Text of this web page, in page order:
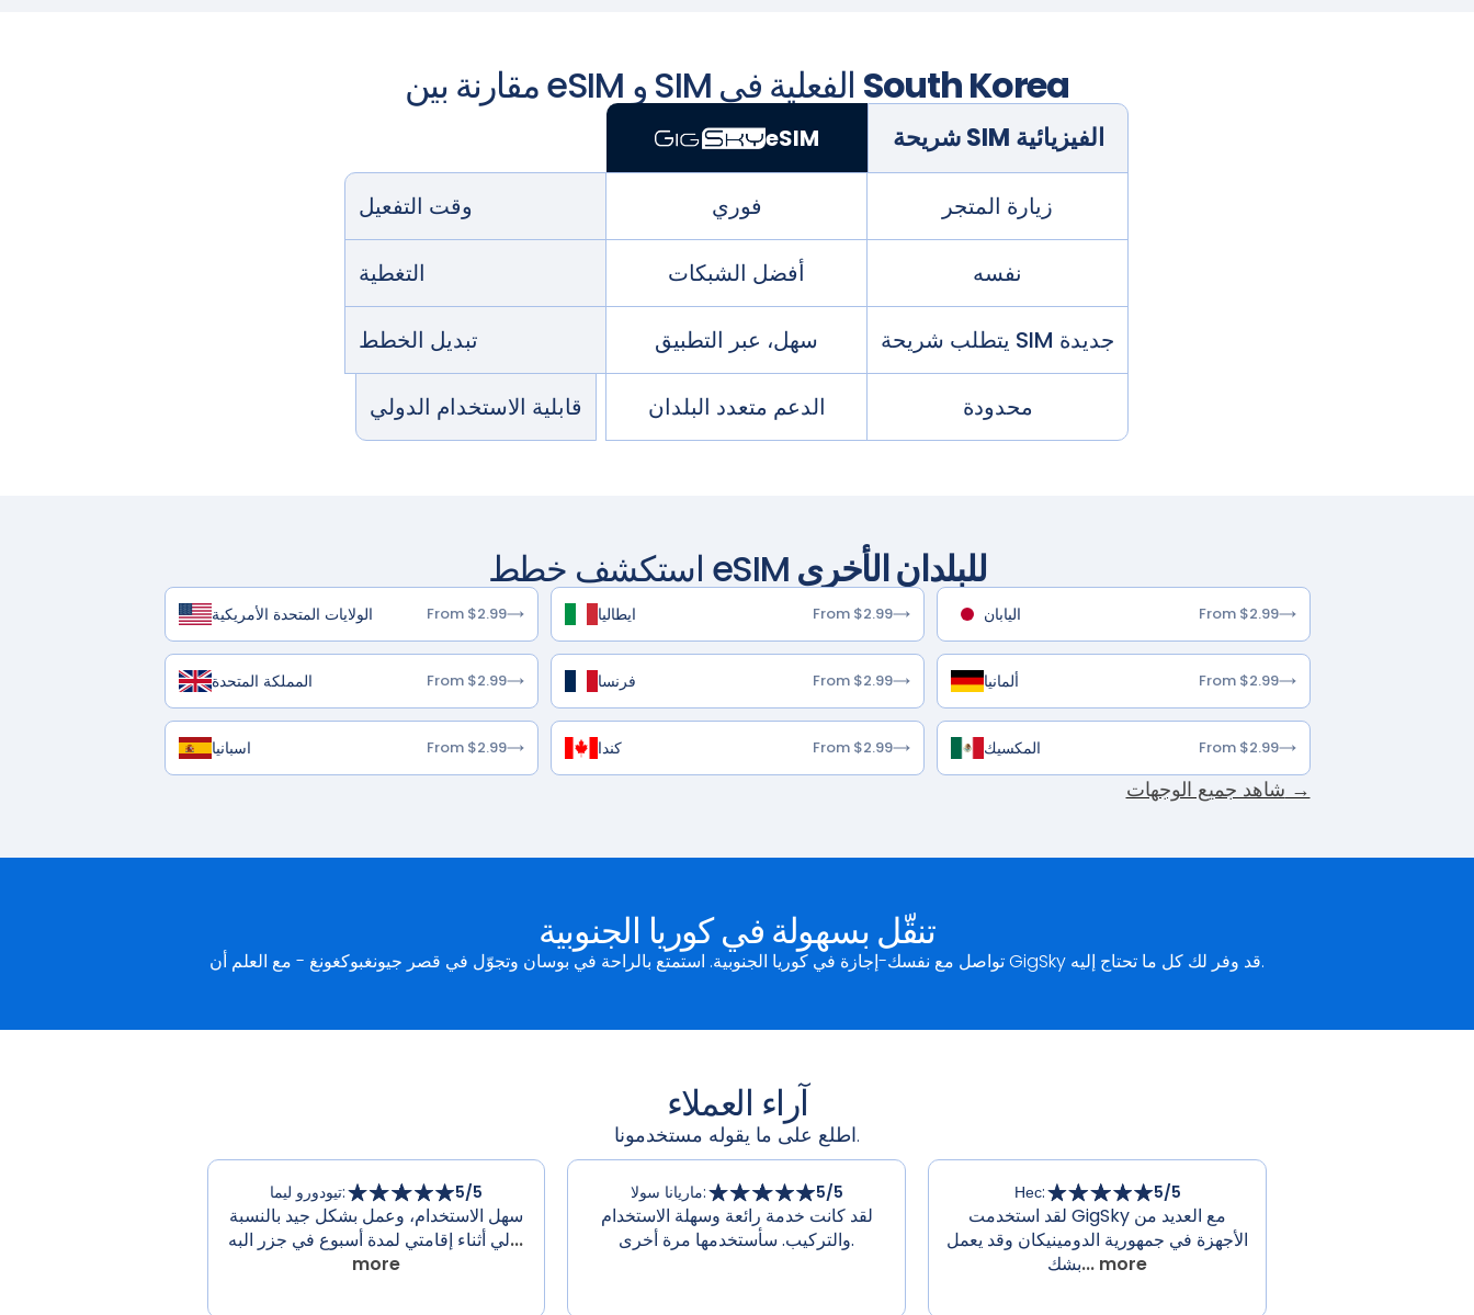
South Korea
eSIM شريحة SIM الفيزيائية
وقت التفعيل فوري زيارة المتجر
التغطية أفضل الشبكات نفسه
تبديل الخطط سهل، عبر التطبيق يتطلب شريحة SIM جديدة
قابلية الاستخدام الدولي الدعم متعدد البلدان محدودة
استكشف خطط eSIM للبلدان الأخرى
الولايات المتحدة الأمريكية From $2.99 ايطاليا From $2.99 اليابان From $2.99
المملكة المتحدة From $2.99 فرنسا From $2.99 ألمانيا From $2.99
اسبانيا From $2.99 كندا From $2.99 المكسيك From $2.99
شاهد جميع الوجهات →
تنقّل بسهولة في كوريا الجنوبية
تواصل مع نفسك-إجازة في كوريا الجنوبية. استمتع بالراحة في بوسان وتجوّل في قصر جيونغبوكغونغ - مع العلم أن GigSky قد وفر لك كل ما تحتاج إليه.
آراء العملاء
اطلع على ما يقوله مستخدمونا.
تيودورو ليما: 5/5
سهل الاستخدام، وعمل بشكل جيد بالنسبة
لي أثناء إقامتي لمدة أسبوع في جزر البه...
more
ماريانا سولا: 5/5
لقد كانت خدمة رائعة وسهلة الاستخدام
والتركيب. سأستخدمها مرة أخرى.
Нес: 5/5
لقد استخدمت GigSky مع العديد من
الأجهزة في جمهورية الدومينيكان وقد يعمل
بشك... more